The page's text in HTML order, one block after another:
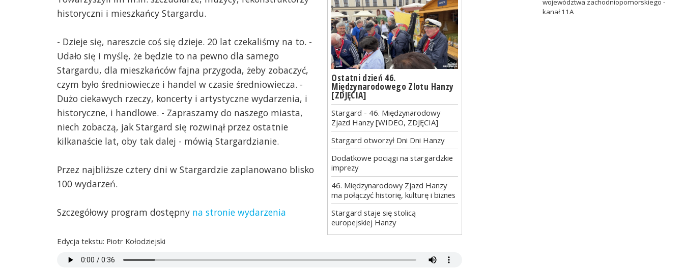
Ostatni dzień 46.
Międzynarodowego Zlotu Hanzy
[ZDJĘCIA]
Stargard - 46. Międzynarodowy
Zjazd Hanzy [WIDEO, ZDJĘCIA]
Stargard otworzył Dni Dni Hanzy
Dodatkowe pociągi na stargardzkie
imprezy
46. Międzynarodowy Zjazd Hanzy
ma połączyć historię, kulturę i biznes
Stargard staje się stolicą
europejskiej Hanzy
historyczni i mieszkańcy Stargardu.
- Dzieje się, nareszcie coś się dzieje. 20 lat czekaliśmy na to. -
Udało się i myślę, że będzie to na pewno dla samego
Stargardu, dla mieszkańców fajna przygoda, żeby zobaczyć,
czym było średniowiecze i handel w czasie średniowiecza. -
Dużo ciekawych rzeczy, koncerty i artystyczne wydarzenia, i
historyczne, i handlowe. - Zapraszamy do naszego miasta,
niech zobaczą, jak Stargard się rozwinął przez ostatnie
kilkanaście lat, oby tak dalej - mówią Stargardzianie.
Przez najbliższe cztery dni w Stargardzie zaplanowano blisko
100 wydarzeń.
Szczegółowy program dostępny na stronie wydarzenia
Edycja tekstu: Piotr Kołodziejski
województwa zachodniopomorskiego -
kanał 11A